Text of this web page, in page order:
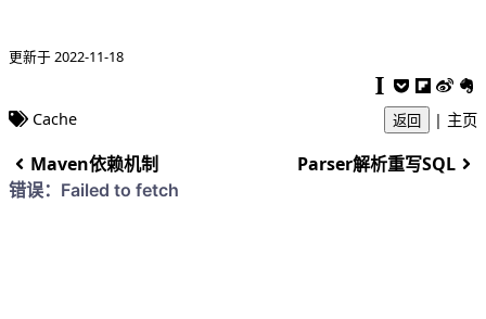
更新于 2022-11-18
Cache 返回 | 主页
Maven依赖机制 Parser解析重写SQL